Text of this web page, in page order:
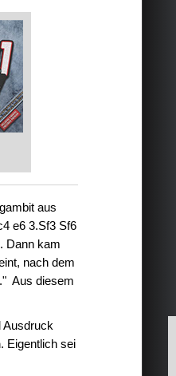
aus
e6 3.Sf3 Sf6
Dann kam
nach dem
Aus diesem
Ausdruck
Eigentlich sei